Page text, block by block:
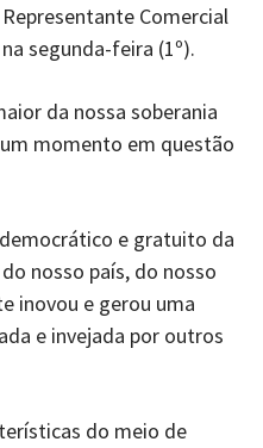
Comercial
segunda-feira (1º).
da nossa soberania
momento em questão
e gratuito da
nosso país, do nosso
inovou e gerou uma
e invejada por outros
do meio de